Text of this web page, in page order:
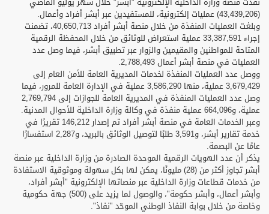
(43,439,206) عمليات إلكترونية، للمستفيدين عبر أبشر أفراد وأعمال.
وبلغت العمليات المنفذة من خلال منصة أبشر أفراد 40,650,713، تضمنت
إجراء 33,387,591 عملية استعراض للوثائق من خلال المحفظة الرقمية
المتاحة للمواطنين والمقيمين والزوار عبر تطبيق أبشر، فيما وصل عدد
العمليات في منصة أبشر أعمال 2,788,493.
ووصل عدد العمليات المنفذة لخدمات المديرية العامة للأمن العام إلى
3,679,429 عملية، منها 3,586,290 عملية في الإدارة العامة للمرور، فيما
وصل عدد العمليات المنفذة في المديرية العامة للجوازات إلى 2,769,794
عملية، و664,096 عملية منفذة في وكالة وزارة الداخلية للأحوال المدنية.
وعبر الخدمات العامة في منصة أبشر أفراد تم إصدار 146,212 تقريرًا في
خدمة تقارير أبشر، و3,591 طلبًا لتوصيل الوثائق بالبريد، و2,287 استفسارًا
عامًا عن البصمة.
يذكر أن عدد الهويات الرقمية الموحدة الصادرة من وزارة الداخلية عبر منصة
أبشر تجاوز أكثر من (28) مليونًا، يمكن لها بكل سهولة وموثوقية الاستفادة
من خدمات قطاعات وزارة الداخلية عبر منصاتها الإلكترونية "أبشر أفراد،
وأبشر أعمال، وأبشر حكومة"، والوصول لما يزيد على (500) جهة حكومية
وخاصة من خلال بوابة النفاذ الوطني الموحّد "نفاذ".